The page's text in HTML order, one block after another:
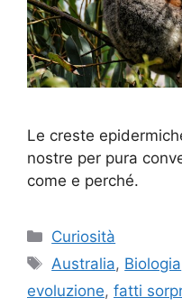
Le creste
nostre per pura
come e perché.
Categorie
Curiosità
Tag
Australia, Biologia
evoluzione, fatti